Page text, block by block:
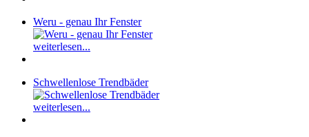
Weru - genau Ihr Fenster
weiterlesen...
Schwellenlose Trendbäder
weiterlesen...